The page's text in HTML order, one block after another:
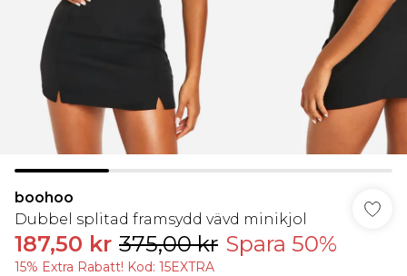
boohoo
Dubbel splitad framsydd vävd minikjol
187,50 kr 375,00 kr Spara 50%
15% Extra Rabatt! Kod: 15EXTRA